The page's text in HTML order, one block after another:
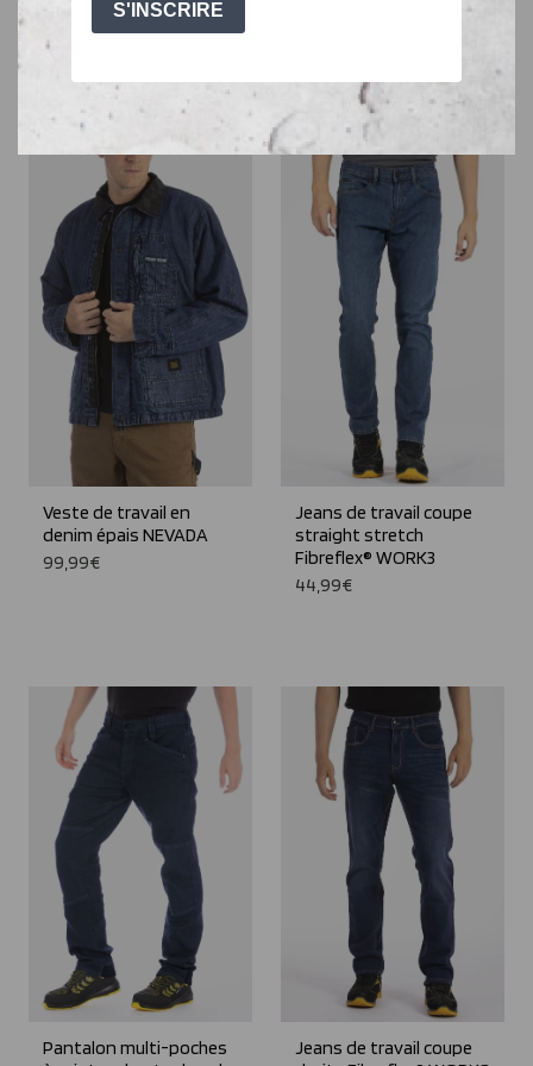
coton SIGNATS KAKI
19,99€
Veste de travail en
denim épais NEVADA
99,99€
Jeans de travail coupe
straight stretch
Fibreflex® WORK3
44,99€
Pantalon multi-poches
Jeans de travail coupe